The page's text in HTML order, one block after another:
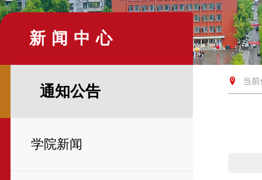
新闻中心
通知公告
学院新闻
当